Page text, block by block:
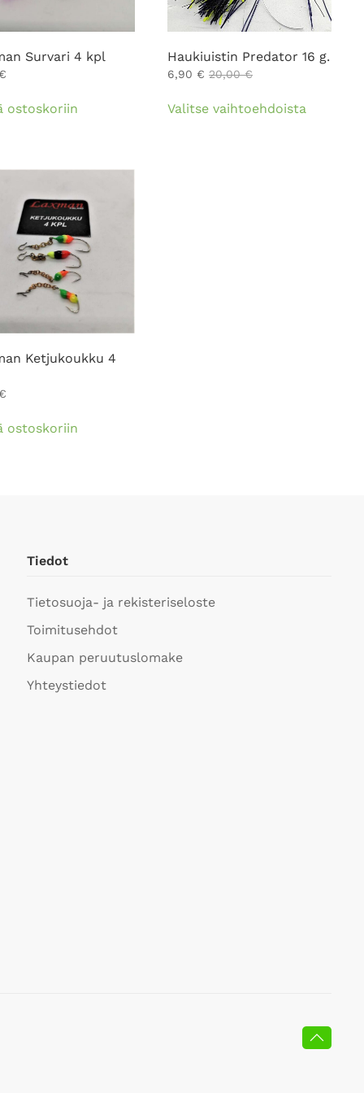
Survari 4 kpl
€
ostoskoriin
Haukiuistin Predator 16 g.
6,90 € 20,00€
Valitse vaihtoehdoista
Ketjukoukku 4
€
ostoskoriin
Tiedot
Tietosuoja- ja rekisteriseloste
Toimitusehdot
Kaupan peruutuslomake
Yhteystiedot